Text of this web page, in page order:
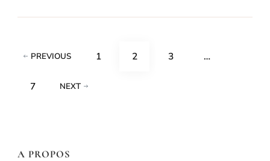
Pagination
des
PREVIOUS PAGE
1 PAGE
2 PAGE
3 …
PAGE
7 NEXT
A PROPOS